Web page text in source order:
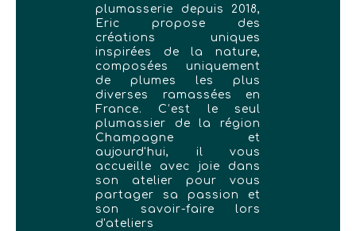
plumasserie depuis 2018,
Eric propose des
créations uniques
inspirées de la nature,
composées uniquement
de plumes les plus
diverses ramassées en
France. C’est le seul
plumassier de la région
Champagne et
aujourd'hui, il vous
accueille avec joie dans
son atelier pour vous
partager sa passion et
son savoir-faire lors
d'ateliers